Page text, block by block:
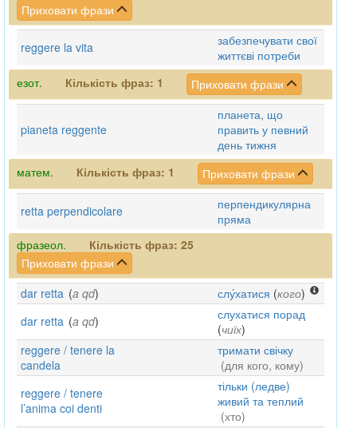
Приховати фрази
reggere la vita
забезпечувати свої
життєві потреби
езот.
Кількість фраз: 1 Приховати фрази
pianeta reggente
планета, що
править у певний
день тижня
матем.
Кількість фраз: 1 Приховати фрази
retta perpendicolare
перпендикулярна
пряма
фразеол.
Кількість фраз: 25
Приховати фрази
dar retta (a qd) слу́хатися (кого)
dar retta (a qd)
слухатися порад
(чиїх)
reggere / tenere la
candela
тримати свічку
(для кого, кому)
reggere / tenere
l’anima coi denti
тільки (ледве)
живий та теплий
(хто)